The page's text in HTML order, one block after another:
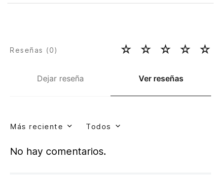
Dejar reseña Ver reseñas
Reseñas (0) ☆ ☆ ☆ ☆ ☆
Más reciente Todos
No hay comentarios.